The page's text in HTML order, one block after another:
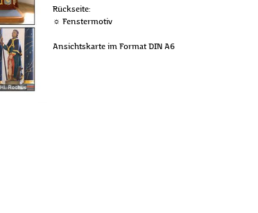
Rückseite:
☼ Fenstermotiv
Ansichtskarte im Format DIN A6